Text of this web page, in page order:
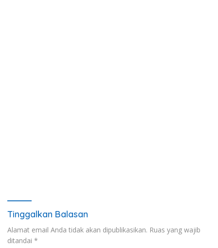
Tinggalkan Balasan
Alamat email Anda tidak akan dipublikasikan. Ruas yang wajib
ditandai *